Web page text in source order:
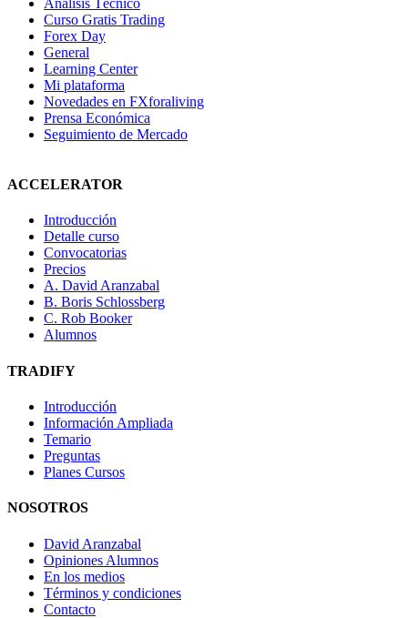
Análisis Técnico
Curso Gratis Trading
Forex Day
General
Learning Center
Mi plataforma
Novedades en FXforaliving
Prensa Económica
Seguimiento de Mercado
ACCELERATOR
Introducción
Detalle curso
Convocatorias
Precios
A. David Aranzabal
B. Boris Schlossberg
C. Rob Booker
Alumnos
TRADIFY
Introducción
Información Ampliada
Temario
Preguntas
Planes Cursos
NOSOTROS
David Aranzabal
Opiniones Alumnos
En los medios
Términos y condiciones
Contacto